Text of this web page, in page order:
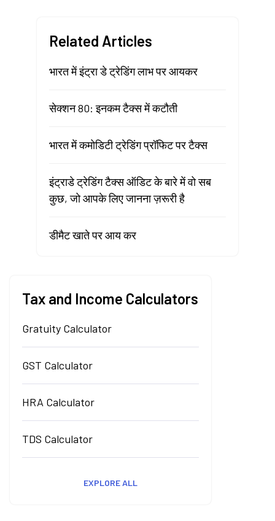
Related Articles
भारत में इंट्रा डे ट्रेडिंग लाभ पर आयकर
सेक्शन 80: इनकम टैक्स में कटौती
भारत में कमोडिटी ट्रेडिंग प्रॉफिट पर टैक्स
इंट्राडे ट्रेडिंग टैक्स ऑडिट के बारे में वो सब
कुछ, जो आपके लिए जानना ज़रूरी है
डीमैट खाते पर आय कर
Tax and Income Calculators
Gratuity Calculator
GST Calculator
HRA Calculator
TDS Calculator
EXPLORE ALL